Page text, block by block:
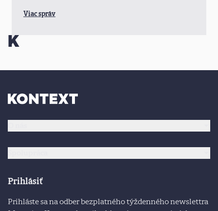
Viac správ
Prihlásiť
Prihláste sa na odber bezplatného týždenného newslettra